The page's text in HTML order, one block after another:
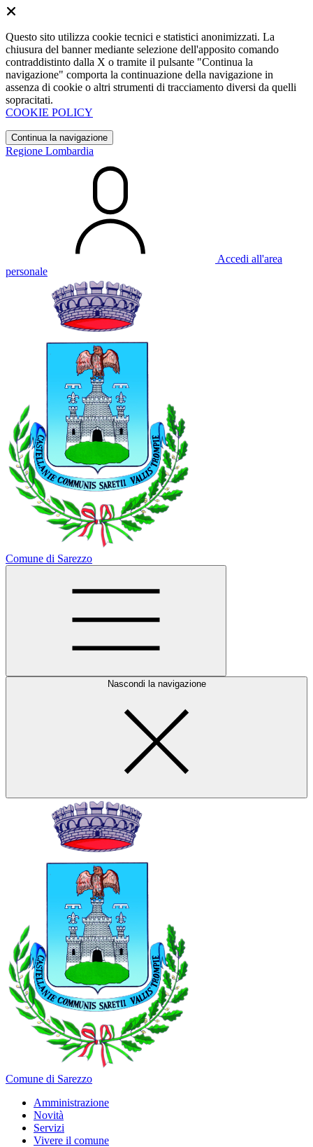
Questo sito utilizza cookie tecnici e statistici anonimizzati. La
chiusura del banner mediante selezione dell'apposito comando
contraddistinto dalla X o tramite il pulsante "Continua la
navigazione" comporta la continuazione della navigazione in
assenza di cookie o altri strumenti di tracciamento diversi da quelli
sopracitati.
COOKIE POLICY
Continua la navigazione
Regione Lombardia
Accedi all'area
personale
Comune di Sarezzo
Nascondi la navigazione
Comune di Sarezzo
Amministrazione
Novità
Servizi
Vivere il comune